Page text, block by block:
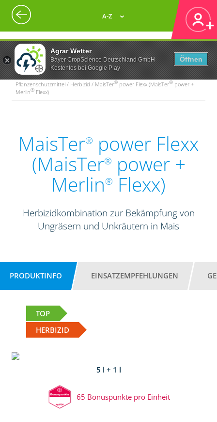
Agrar Wetter
Bayer CropScience Deutschland GmbH
Kostenlos bei Google Play
Öffnen
A-Z
Pflanzenschutzmittel / Herbizid / MaisTer® power Flexx (MaisTer® power +
Merlin® Flexx)
MaisTer® power Flexx
(MaisTer® power +
Merlin® Flexx)
Herbizidkombination zur Bekämpfung von
Ungräsern und Unkräutern in Mais
PRODUKTINFO EINSATZEMPFEHLUNGEN
TOP
HERBIZID
5 l + 1 l
65 Bonuspunkte pro Einheit